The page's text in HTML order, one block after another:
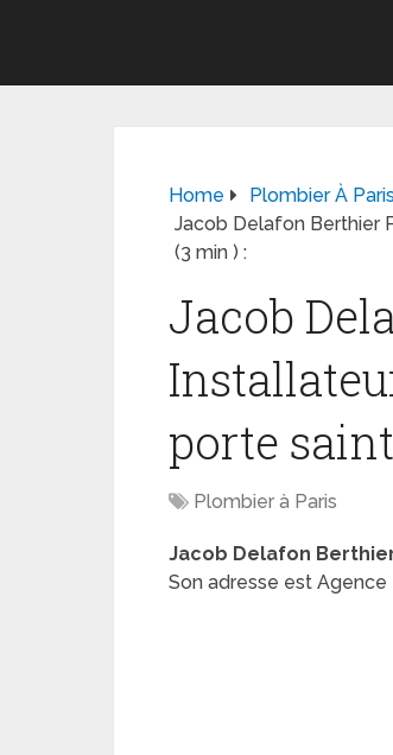
Home
Plombier À Paris
Jacob Delafon Berthier
(3 min ) :
Jacob
porte
Plombier à Paris
Jacob Delafon
Son adresse est Agence